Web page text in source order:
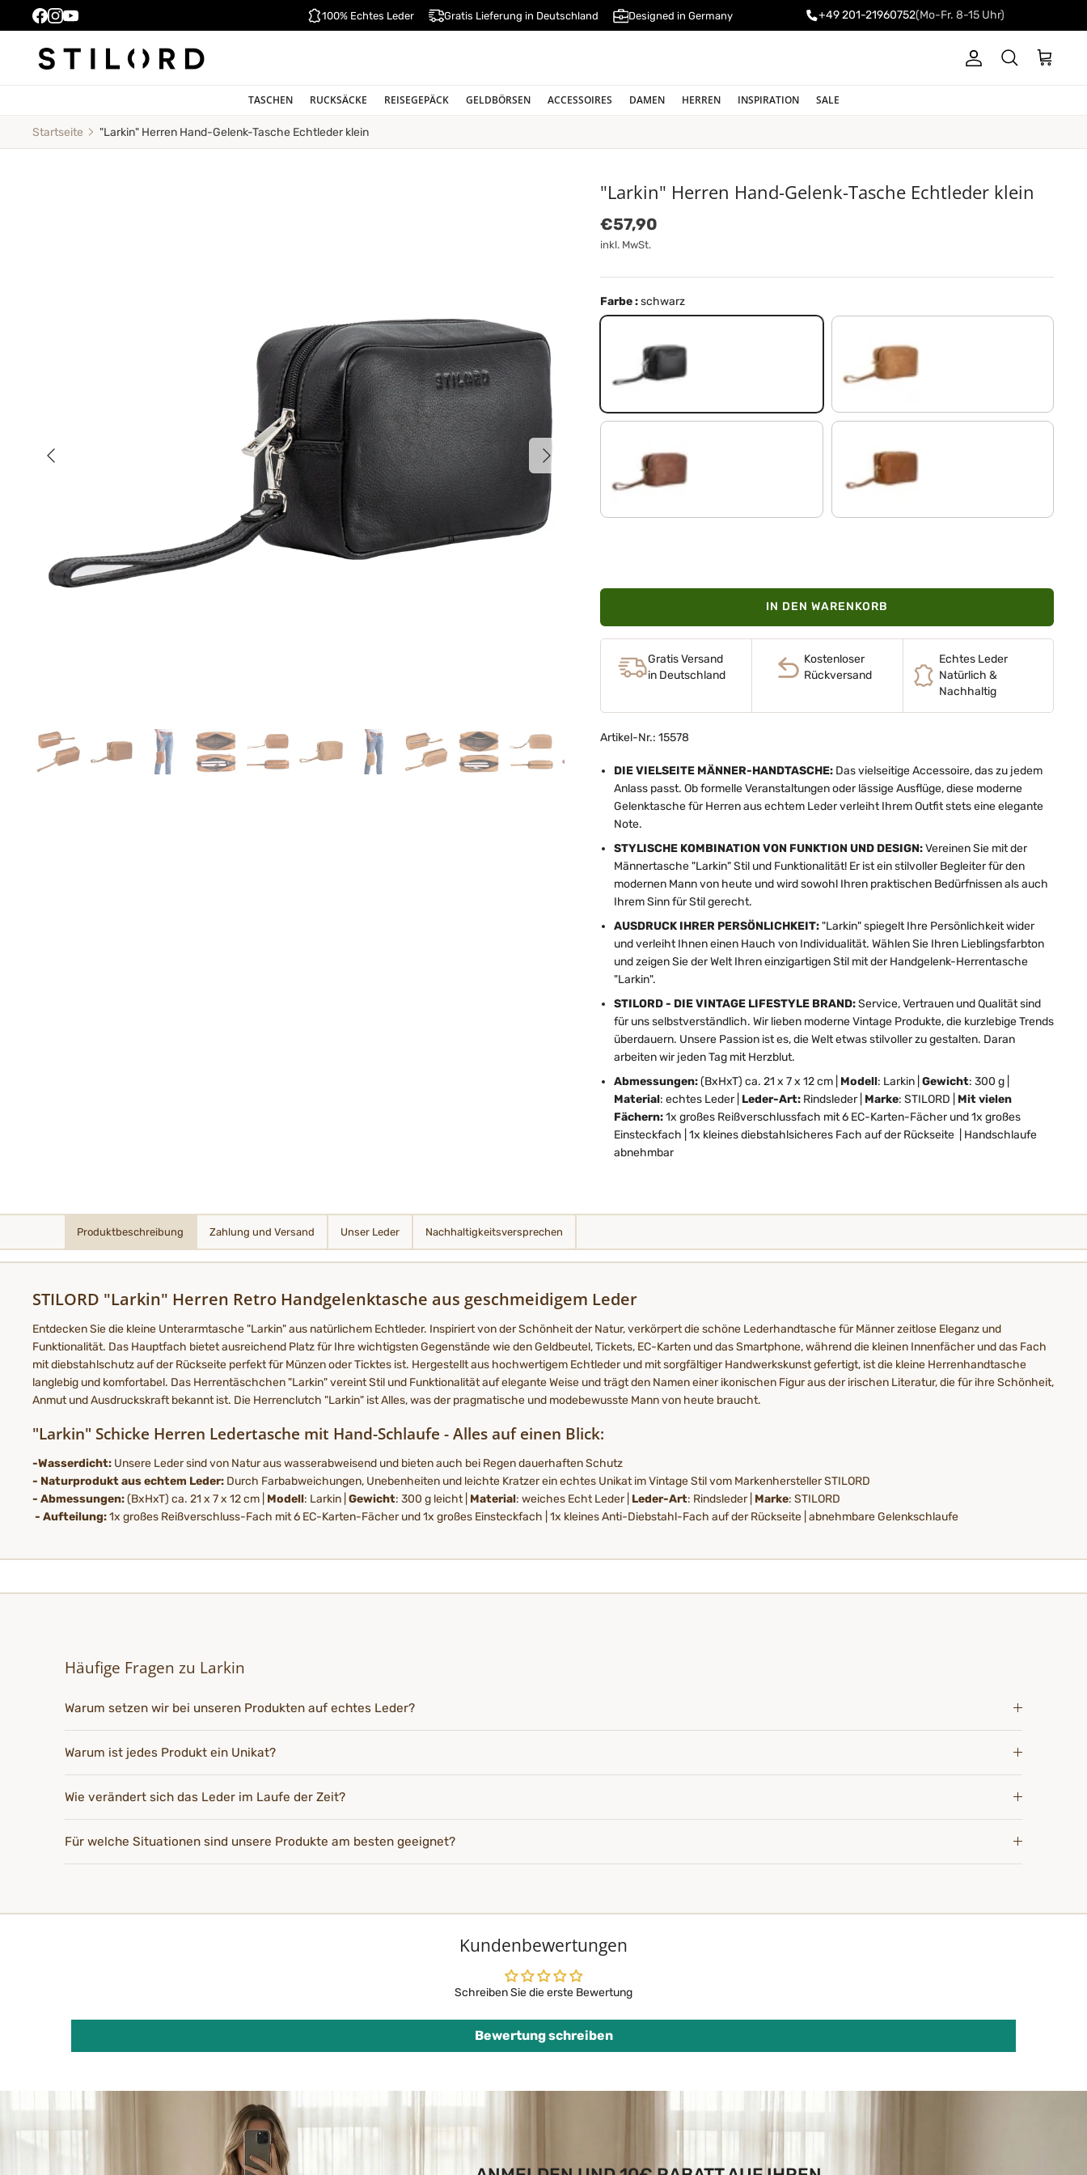
100% Echtes Leder Gratis Lieferung in Deutschland Designed in Germany +49 201-21960752(Mo-Fr. 8-15 Uhr)
KontoSuchen
TASCHEN RUCKSÄCKE REISEGEPÄCK GELDBÖRSEN ACCESSOIRES DAMEN HERREN INSPIRATION SALE
Startseite "Larkin" Herren Hand-Gelenk-Tasche Echtleder klein
Vorherige Nächste
"Larkin" Herren Hand-Gelenk-Tasche Echtleder klein
Normaler Preis
€57,90
inkl. MwSt.
Farbe :schwarz
schwarz taranto - braun
messina - braun mocca - dunkelbraun
IN DEN WARENKORB
Gratis Versand
in Deutschland
Kostenloser
Rückversand
Echtes Leder
Natürlich &
Nachhaltig
Artikel-Nr.: 15578
DIE VIELSEITE MÄNNER-HANDTASCHE:Das vielseitige Accessoire, das zu jedem
Anlass passt. Ob formelle Veranstaltungen oder lässige Ausflüge, diese moderne
Gelenktasche für Herren aus echtem Leder verleiht Ihrem Outfit stets eine elegante
Note.
STYLISCHE KOMBINATION VON FUNKTION UND DESIGN:Vereinen Sie mit der
Männertasche "Larkin" Stil und Funktionalität! Er ist ein stilvoller Begleiter für den
modernen Mann von heute und wird sowohl Ihren praktischen Bedürfnissen als auch
Ihrem Sinn für Stil gerecht.
AUSDRUCK IHRER PERSÖNLICHKEIT:"Larkin" spiegelt Ihre Persönlichkeit wider
und verleiht Ihnen einen Hauch von Individualität. Wählen Sie Ihren Lieblingsfarbton
und zeigen Sie der Welt Ihren einzigartigen Stil mit der Handgelenk-Herrentasche
"Larkin".
STILORD - DIE VINTAGE LIFESTYLE BRAND:Service, Vertrauen und Qualität sind
für uns selbstverständlich. Wir lieben moderne Vintage Produkte, die kurzlebige Trends
überdauern. Unsere Passion ist es, die Welt etwas stilvoller zu gestalten. Daran
arbeiten wir jeden Tag mit Herzblut.
Abmessungen:(BxHxT) ca. 21 x 7 x 12 cm | Modell: Larkin | Gewicht: 300 g |
Material: echtes Leder | Leder-Art: Rindsleder | Marke: STILORD | Mit vielen
Fächern:1x großes Reißverschlussfach mit 6 EC-Karten-Fächer und 1x großes
Einsteckfach | 1x kleines diebstahlsicheres Fach auf der Rückseite | Handschlaufe
abnehmbar
Produktbeschreibung Zahlung und Versand Unser Leder Nachhaltigkeits­­­versprechen
STILORD "Larkin" Herren Retro Handgelenktasche aus geschmeidigem Leder
Entdecken Sie die kleine Unterarmtasche "Larkin" aus natürlichem Echtleder. Inspiriert von der Schönheit der Natur, verkörpert die schöne Lederhandtasche für Männer zeitlose Eleganz und
Funktionalität. Das Hauptfach bietet ausreichend Platz für Ihre wichtigsten Gegenstände wie den Geldbeutel, Tickets, EC-Karten und das Smartphone, während die kleinen Innenfächer und das Fach
mit diebstahlschutz auf der Rückseite perfekt für Münzen oder Ticktes ist. Hergestellt aus hochwertigem Echtleder und mit sorgfältiger Handwerkskunst gefertigt, ist die kleine Herrenhandtasche
langlebig und komfortabel. Das Herrentäschchen "Larkin" vereint Stil und Funktionalität auf elegante Weise und trägt den Namen einer ikonischen Figur aus der irischen Literatur, die für ihre Schönheit,
Anmut und Ausdruckskraft bekannt ist. Die Herrenclutch "Larkin" ist Alles, was der pragmatische und modebewusste Mann von heute braucht.
"Larkin" Schicke Herren Ledertasche mit Hand-Schlaufe - Alles auf einen Blick:
-Wasserdicht: Unsere Leder sind von Natur aus wasserabweisend und bieten auch bei Regen dauerhaften Schutz
- Naturprodukt aus echtem Leder: Durch Farbabweichungen, Unebenheiten und leichte Kratzer ein echtes Unikat im Vintage Stil vom Markenhersteller STILORD
- Abmessungen:(BxHxT) ca. 21 x 7 x 12 cm | Modell: Larkin | Gewicht: 300 g leicht | Material: weiches Echt Leder | Leder-Art: Rindsleder | Marke: STILORD
- Aufteilung:1x großes Reißverschluss-Fach mit 6 EC-Karten-Fächer und 1x großes Einsteckfach | 1x kleines Anti-Diebstahl-Fach auf der Rückseite | abnehmbare Gelenkschlaufe
Häufige Fragen zu Larkin
Warum setzen wir bei unseren Produkten auf echtes Leder?
Warum ist jedes Produkt ein Unikat?
Wie verändert sich das Leder im Laufe der Zeit?
Für welche Situationen sind unsere Produkte am besten geeignet?
Kundenbewertungen
Schreiben Sie die erste Bewertung
Bewertung schreiben